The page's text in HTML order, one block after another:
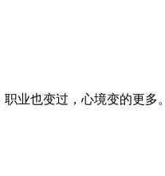
业也变过，心境变的更多。